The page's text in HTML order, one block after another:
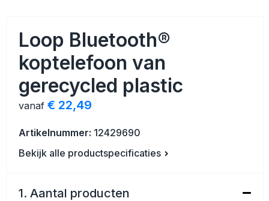
Vrije tijd en Strand
Anti-stress
Kerst
Waterflesjes
Toilettassen
Waterbestendige tassen
Reistassensets
Tablettassen
Loop Bluetooth®
koptelefoon van
gerecycled plastic
vanaf € 22,49
Artikelnummer: 12429690
Bekijk alle productspecificaties
1. Aantal producten